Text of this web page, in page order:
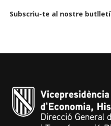
Subscriu-te al nostre butlletí